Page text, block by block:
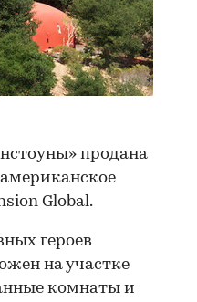
продана
американское
Global.
героев
на участке
комнаты и